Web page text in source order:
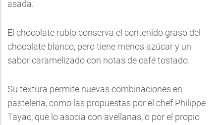
asada.
El chocolate rubio conserva el contenido graso del
chocolate blanco, pero tiene menos azúcar y un
sabor caramelizado con notas de café tostado.
Su textura permite nuevas combinaciones en
pastelería, como las propuestas por el chef Philippe
Tayac, que lo asocia con avellanas, o por el propio